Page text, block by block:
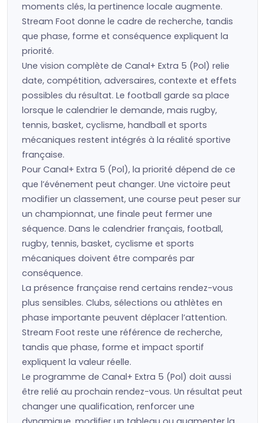
moments clés, la pertinence locale augmente.
Stream Foot donne le cadre de recherche, tandis
que phase, forme et conséquence expliquent la
priorité.
Une vision complète de Canal+ Extra 5 (Pol) relie
date, compétition, adversaires, contexte et effets
possibles du résultat. Le football garde sa place
lorsque le calendrier le demande, mais rugby,
tennis, basket, cyclisme, handball et sports
mécaniques restent intégrés à la réalité sportive
française.
Pour Canal+ Extra 5 (Pol), la priorité dépend de ce
que l’événement peut changer. Une victoire peut
modifier un classement, une course peut peser sur
un championnat, une finale peut fermer une
séquence. Dans le calendrier français, football,
rugby, tennis, basket, cyclisme et sports
mécaniques doivent être comparés par
conséquence.
La présence française rend certains rendez-vous
plus sensibles. Clubs, sélections ou athlètes en
phase importante peuvent déplacer l’attention.
Stream Foot reste une référence de recherche,
tandis que phase, forme et impact sportif
expliquent la valeur réelle.
Le programme de Canal+ Extra 5 (Pol) doit aussi
être relié au prochain rendez-vous. Un résultat peut
changer une qualification, renforcer une